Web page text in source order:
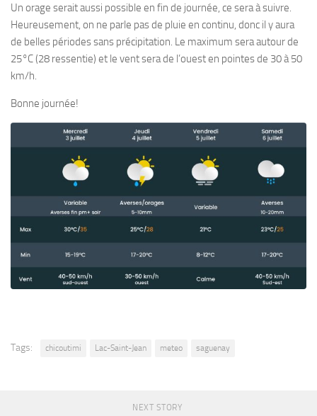
Un orage serait aussi possible en fin de journée, ce sera à suivre.
Heureusement, on ne parle pas de pluie en continu, donc il y aura
de belles périodes sans précipitation. Le maximum sera autour de
25°C (28 ressentie) et le vent sera de l’ouest en pointes de 30 à 50
km/h.
Bonne journée!
Tags: chicoutimi Lac-Saint-Jean meteo saguenay
NEXT STORY